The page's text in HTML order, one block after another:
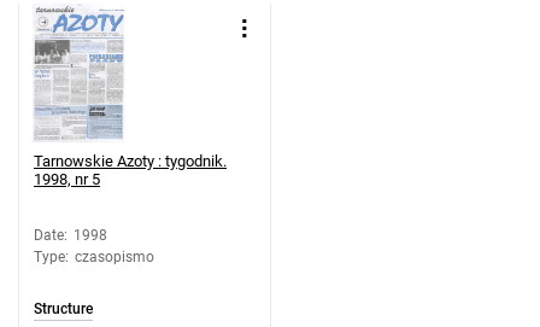
19
Tarnowskie Azoty : tygodnik. 1998, nr
20
Tarnowskie Azoty : tygodnik. 1998, nr
21
Tarnowskie Azoty : tygodnik. 1998, nr
Tarnowskie Azoty : tygodnik. 1998, nr
23
Tarnowskie Azoty : tygodnik.
1998, nr 5
Date: 1998
Type: czasopismo
Structure